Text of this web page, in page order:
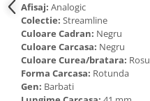
Afisaj: Analogic
Colectie: Streamline
Culoare Cadran: Negru
Culoare Carcasa: Negru
Culoare Curea/bratara: Rosu
Forma Carcasa: Rotunda
Gen: Barbati